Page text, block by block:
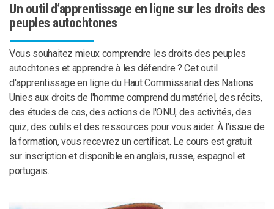
Un outil d’apprentissage en ligne sur les droits des
peuples autochtones
Vous souhaitez mieux comprendre les droits des peuples
autochtones et apprendre à les défendre ? Cet outil
d'apprentissage en ligne du Haut Commissariat des Nations
Unies aux droits de l'homme comprend du matériel, des récits,
des études de cas, des actions de l'ONU, des activités, des
quiz, des outils et des ressources pour vous aider. À l'issue de
la formation, vous recevrez un certificat. Le cours est gratuit
sur inscription et disponible en anglais, russe, espagnol et
portugais.